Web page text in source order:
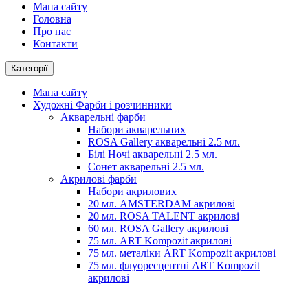
Мапа сайту
Головна
Про нас
Контакти
Категорії
Мапа сайту
Художні Фарби і розчинники
Акварельні фарби
Набори акварельних
ROSA Gallery акварельні 2.5 мл.
Білі Ночі акварельні 2.5 мл.
Сонет акварельні 2.5 мл.
Акрилові фарби
Набори акрилових
20 мл. AMSTERDAM акрилові
20 мл. ROSA TALENT акрилові
60 мл. ROSA Gallery акрилові
75 мл. ART Kompozit акрилові
75 мл. металіки ART Kompozit акрилові
75 мл. флуоресцентні ART Kompozit
акрилові